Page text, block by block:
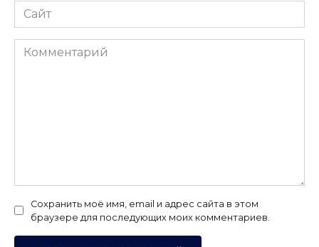
Сайт
Комментарий
Сохранить моё имя, email и адрес сайта в этом
браузере для последующих моих комментариев.